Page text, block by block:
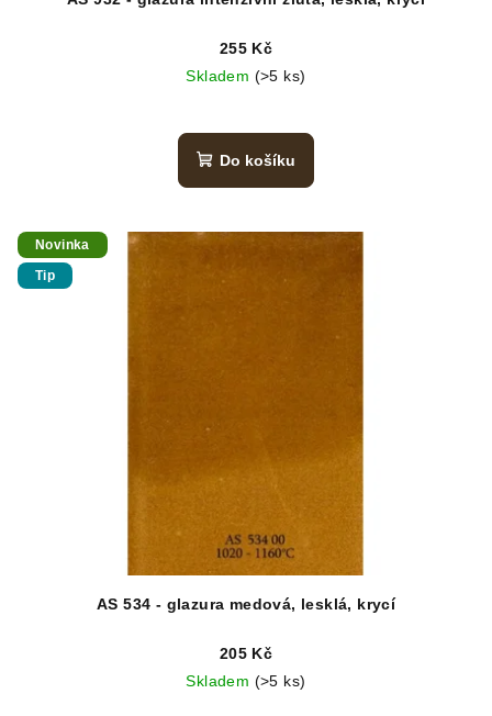
255 Kč
Skladem (>5 ks)
Do košíku
Novinka
Tip
AS 534 - glazura medová, lesklá, krycí
205 Kč
Skladem (>5 ks)